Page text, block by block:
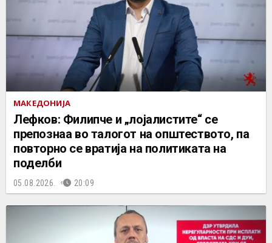
МАКЕДОНИЈА
Лефков: Филипче и „лојалистите“ се
препознаа во талогот на општеството, па
повторно се вратија на политиката на
поделби
05.08.2026. 20:09